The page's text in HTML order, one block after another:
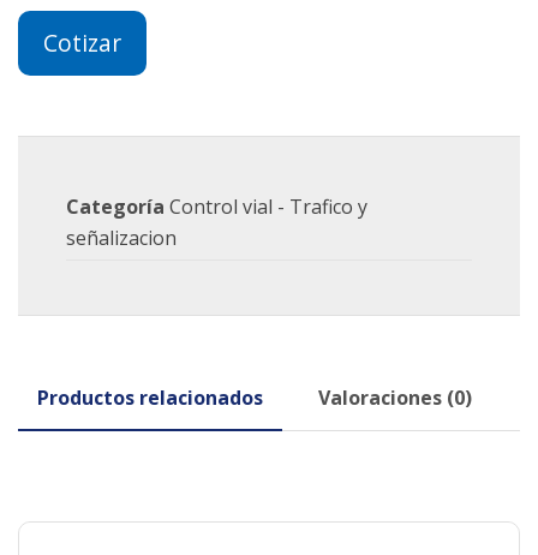
Cotizar
Categoría Control vial - Trafico y
señalizacion
Productos relacionados Valoraciones (0)